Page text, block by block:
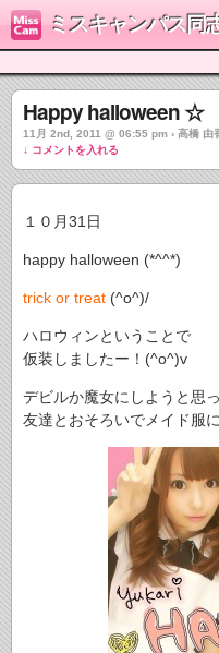
ミスキャンパス同志社
Happy halloween ☆
11月 2nd, 2011 @ 06:55 pm › 高橋 由
↓ コメントを入れる
１０月31日
happy halloween (*^^*)
trick or treat (^o^)/
ハロウィンということで
仮装しましたー！(^o^)v
デビルか魔女にしようと思
友達とおそろいでメイド服